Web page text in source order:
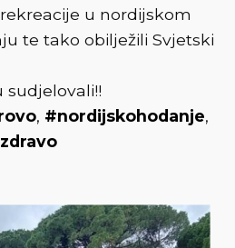
u nordijskom
te tako obilježili Svjetski
sudjelovali!!
, #nordijskohodanje,